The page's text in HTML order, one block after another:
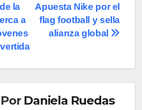
Apuesta Nike por el
flag football y sella
alianza global
la
a
Por Daniela Ruedas